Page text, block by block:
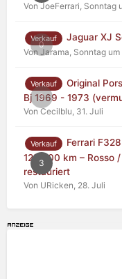
Von JoeFerrari, Sonntag
0
Verkauf Jaguar XJ
Von Jarama, Sonntag
0
Verkauf
Original
Bj 1969 - 1973
Von Cecilblu, 31. Juli
3
Verkauf
Ferrari
125.000 km – Rosso
restauriert
Von URicken, 28. Juli